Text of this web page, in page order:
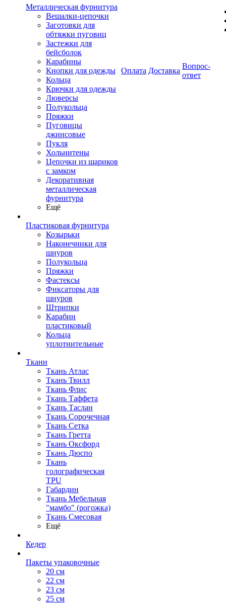
Металлическая фурнитура
Вешалки-цепочки
Заготовки для
обтяжки пуговиц
Застежки для
бейсболок
Карабины
Кнопки для одежды
Кольца
Крючки для одежды
Люверсы
Полукольца
Пряжки
Пуговицы
джинсовые
Пукля
Хольнитены
Цепочки из шариков
с замком
Декоративная
металлическая
фурнитура
Ещё
Пластиковая фурнитура
Козырьки
Наконечники для
шнуров
Полукольца
Пряжки
Фастексы
Фиксаторы для
шнуров
Штрипки
Карабин
пластиковый
Кольца
уплотнительные
Ткани
Ткань Атлас
Ткань Твилл
Ткань Флис
Ткань Таффета
Ткань Таслан
Ткань Сорочечная
Ткань Сетка
Ткань Гретта
Ткань Оксфорд
Ткань Дюспо
Ткань
голографическая
TPU
Габардин
Ткань Мебельная
"мамбо" (рогожка)
Ткань Смесовая
Ещё
Кедер
Пакеты упаковочные
20 см
22 см
23 см
25 см
Оплата Доставка
Вопрос-
ответ